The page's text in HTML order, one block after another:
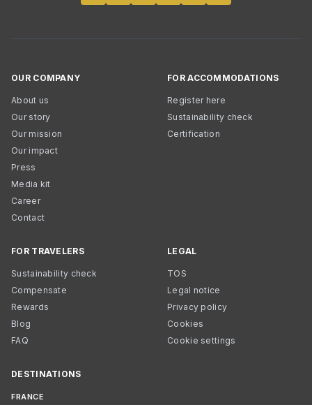
OUR COMPANY
About us
Our story
Our mission
Our impact
Press
Media kit
Career
Contact
FOR ACCOMMODATIONS
Register here
Sustainability check
Certification
FOR TRAVELERS
Sustainability check
Compensate
Rewards
Blog
FAQ
LEGAL
TOS
Legal notice
Privacy policy
Cookies
Cookie settings
DESTINATIONS
FRANCE